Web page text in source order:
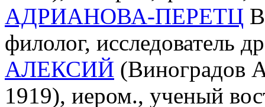
АДРИАНОВА-ПЕРЕТЦ
филолог, исследователь
АЛЕКСИЙ (Виноградов
1919), иером., ученый